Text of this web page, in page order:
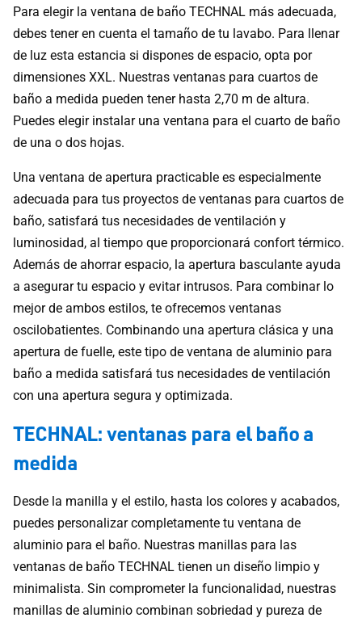
Para elegir la ventana de baño TECHNAL más adecuada,
debes tener en cuenta el tamaño de tu lavabo. Para llenar
de luz esta estancia si dispones de espacio, opta por
dimensiones XXL. Nuestras ventanas para cuartos de
baño a medida pueden tener hasta 2,70 m de altura.
Puedes elegir instalar una ventana para el cuarto de baño
de una o dos hojas.
Una ventana de apertura practicable es especialmente
adecuada para tus proyectos de ventanas para cuartos de
baño, satisfará tus necesidades de ventilación y
luminosidad, al tiempo que proporcionará confort térmico.
Además de ahorrar espacio, la apertura basculante ayuda
a asegurar tu espacio y evitar intrusos. Para combinar lo
mejor de ambos estilos, te ofrecemos ventanas
oscilobatientes. Combinando una apertura clásica y una
apertura de fuelle, este tipo de ventana de aluminio para
baño a medida satisfará tus necesidades de ventilación
con una apertura segura y optimizada.
TECHNAL: ventanas para el baño a
medida
Desde la manilla y el estilo, hasta los colores y acabados,
puedes personalizar completamente tu ventana de
aluminio para el baño. Nuestras manillas para las
ventanas de baño TECHNAL tienen un diseño limpio y
minimalista. Sin comprometer la funcionalidad, nuestras
manillas de aluminio combinan sobriedad y pureza de